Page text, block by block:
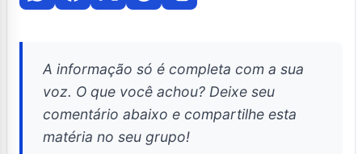
A informação só é completa com a sua
voz. O que você achou? Deixe seu
comentário abaixo e compartilhe esta
matéria no seu grupo!